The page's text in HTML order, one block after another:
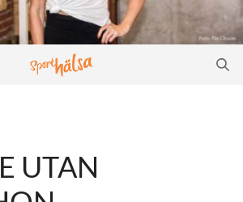
UTAN